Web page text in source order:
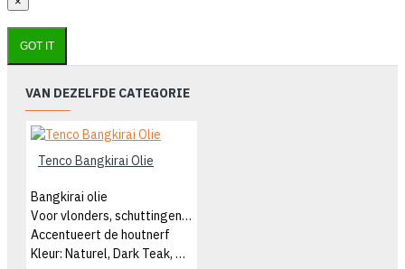
GOT IT
VAN DEZELFDE CATEGORIE
Tenco Bangkirai Olie
Bangkirai olie
Voor vlonders, schuttingen e.d.
Accentueert de houtnerf
Kleur: Naturel, Dark Teak, Antraciet